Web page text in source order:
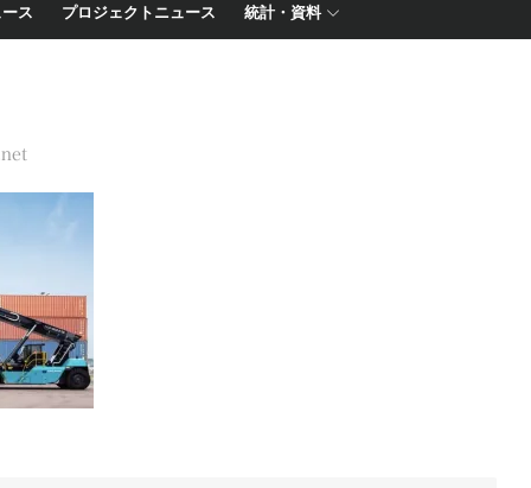
ス プロジェクトニュース 統計・資料